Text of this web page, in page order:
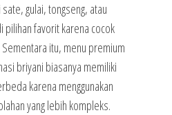
gulai, tongseng, atau
pilihan favorit karena cocok
itu, menu premium
briyani biasanya memiliki
karena menggunakan
yang lebih kompleks.